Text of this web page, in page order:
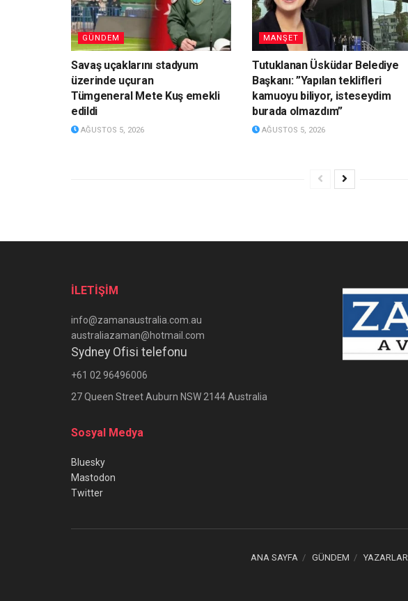
GÜNDEM
Savaş uçaklarını stadyum
üzerinde uçuran
Tümgeneral Mete Kuş emekli
edildi
AĞUSTOS 5, 2026
MANŞET
Tutuklanan Üsküdar Belediye
Başkanı: ”Yapılan teklifleri
kamuoyu biliyor, isteseydim
burada olmazdım”
AĞUSTOS 5, 2026
İLETİŞİM
info@zamanaustralia.com.au
australiazaman@hotmail.com
Sydney Ofisi telefonu
+61 02 96496006
27 Queen Street Auburn NSW 2144 Australia
Sosyal Medya
Bluesky
Mastodon
Twitter
ANA SAYFA GÜNDEM YAZARLAR